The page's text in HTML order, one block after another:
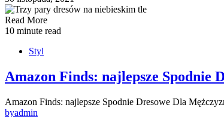
Read More
10 minute read
Styl
Amazon Finds: najlepsze Spodnie
Amazon Finds: najlepsze Spodnie Dresowe Dla
byadmin